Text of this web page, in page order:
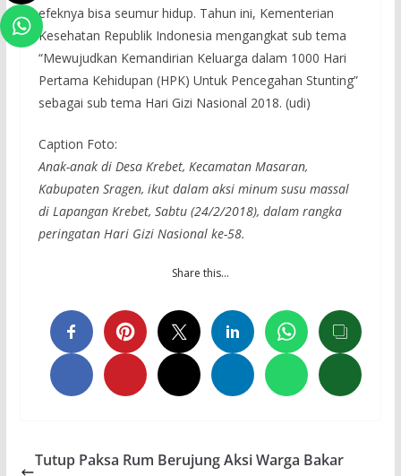
efeknya bisa seumur hidup. Tahun ini, Kementerian
Kesehatan Republik Indonesia mengangkat sub tema
“Mewujudkan Kemandirian Keluarga dalam 1000 Hari
Pertama Kehidupan (HPK) Untuk Pencegahan Stunting”
sebagai sub tema Hari Gizi Nasional 2018. (udi)
Caption Foto:
Anak-anak di Desa Krebet, Kecamatan Masaran,
Kabupaten Sragen, ikut dalam aksi minum susu massal
di Lapangan Krebet, Sabtu (24/2/2018), dalam rangka
peringatan Hari Gizi Nasional ke-58.
Share this…
Tutup Paksa Rum Berujung Aksi Warga Bakar